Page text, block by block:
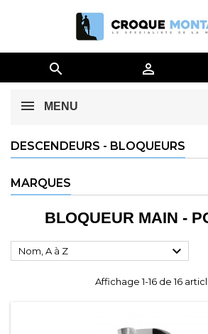
 
MENU
DESCENDEURS - BLOQUEURS
MARQUES
BLOQUEUR MAIN -
Nom, A à Z 
Affichage 1-16 de 16